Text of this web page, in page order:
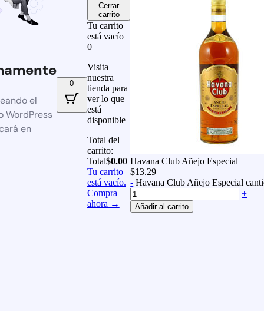
el
WordPress
en
0
Cerrar
carrito
Tu carrito
está vacío
0
Visita
nuestra
tienda para
ver lo que
está
disponible
Total del
carrito:
Total$0.00
Tu carrito
está vacío.
Compra
ahora →
Havana Club Añejo Especial
$13.29
- Havana Club Añejo Especial
+
Añadir al carrito